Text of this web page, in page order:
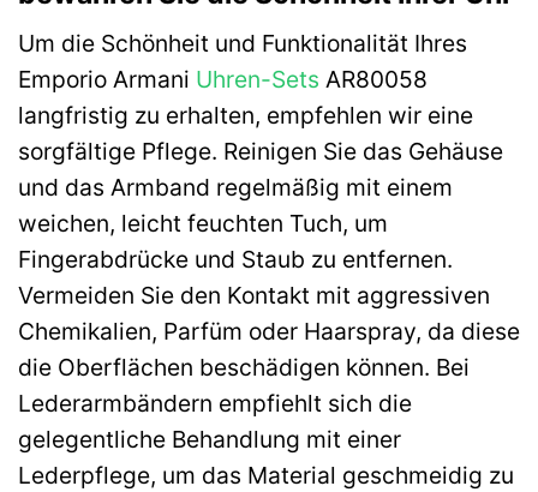
Um die Schönheit und Funktionalität Ihres
Emporio Armani Uhren-Sets AR80058
langfristig zu erhalten, empfehlen wir eine
sorgfältige Pflege. Reinigen Sie das Gehäuse
und das Armband regelmäßig mit einem
weichen, leicht feuchten Tuch, um
Fingerabdrücke und Staub zu entfernen.
Vermeiden Sie den Kontakt mit aggressiven
Chemikalien, Parfüm oder Haarspray, da diese
die Oberflächen beschädigen können. Bei
Lederarmbändern empfiehlt sich die
gelegentliche Behandlung mit einer
Lederpflege, um das Material geschmeidig zu